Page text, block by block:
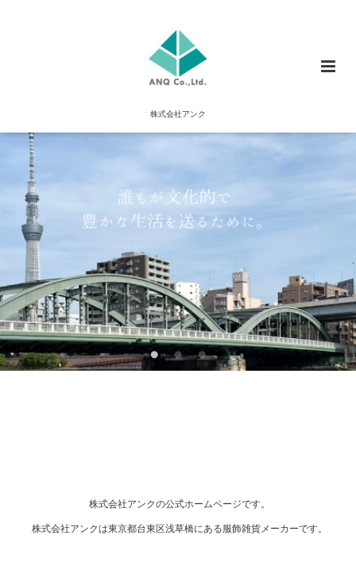
株式会社アンク
株式会社アンクの公式ホームページです。
株式会社アンクは東京都台東区浅草橋にある服飾雑貨メーカーです。